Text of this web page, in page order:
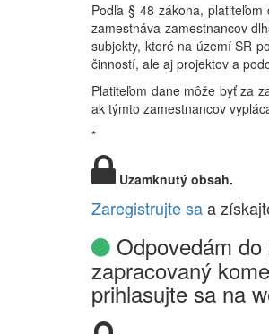
Podľa § 48 zákona,
zamestnáva zamestnancov
subjekty, ktoré na území SR
činností, ale aj projektov a
Platiteľom dane môže byť za
ak týmto zamestnancov
*
Uzamknutý obsah.
Zaregistrujte saa
Odpovedám
zapracovaný
prihlasujte sa na